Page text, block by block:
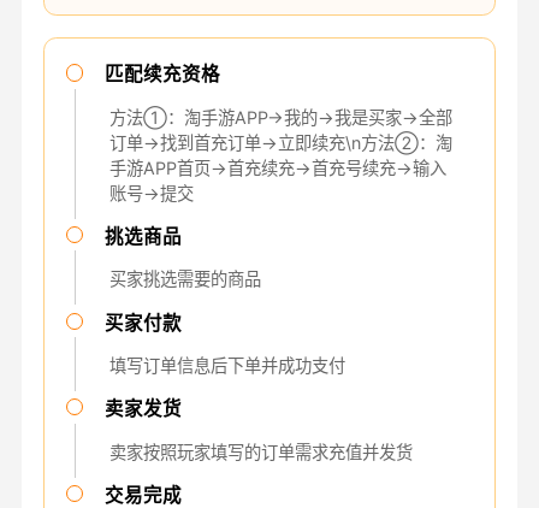
匹配续充资格
方法①：淘手游APP→我的→我是买家→全部
订单→找到首充订单→立即续充\n方法②：淘
手游APP首页→首充续充→首充号续充→输入
账号→提交
挑选商品
买家挑选需要的商品
买家付款
填写订单信息后下单并成功支付
卖家发货
卖家按照玩家填写的订单需求充值并发货
交易完成